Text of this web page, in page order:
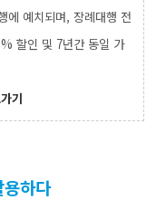
에 예치되며, 장례대행 전
할인 및 7년간 동일 가
기
하다